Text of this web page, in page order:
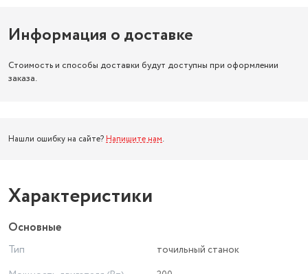
Информация о доставке
Стоимость и способы доставки будут доступны при оформлении
заказа.
Нашли ошибку на сайте? Напишите нам.
Характеристики
Основные
Тип
точильный станок